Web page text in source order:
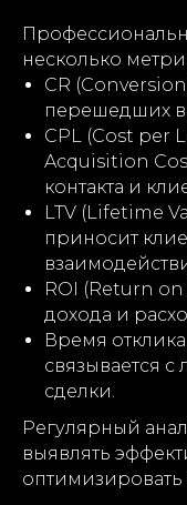
несколько
CR
перешедших
CPL (Cost per
Acquisition
контакта и
LTV (Lifetime
приносит
ROI (Return
дохода и
Время
связывается
сделки.
Регулярный
выявлять